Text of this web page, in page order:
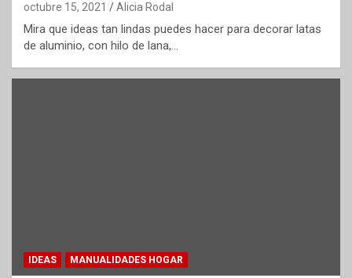
octubre 15, 2021 Alicia Rodal
Mira que ideas tan lindas puedes hacer para decorar latas
de aluminio, con hilo de lana,…
IDEAS MANUALIDADES HOGAR